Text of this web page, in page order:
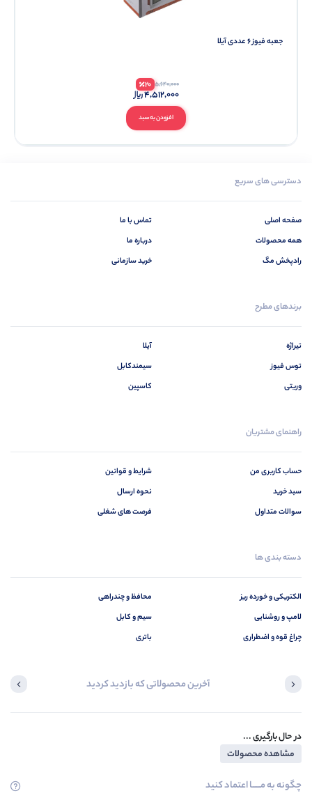
جعبه فیوز 6 عددی آیلا
افزودن به سبد
5,640,000
20
4,512,000
دسترسی های سریع
صفحه اصلی
همه محصولات
رادپخش مگ
تماس با ما
درباره ما
خرید سازمانی
برندهای مطرح
تیراژه
توس فیوز
وریتی
آیلا
سیمندکابل
کاسپین
راهنمای مشتریان
حساب کاربری من
سبد خرید
سوالات متداول
شرایط و قوانین
نحوه ارسال
فرصت های شغلی
دسته بندی ها
الکتریکی و خورده ریز
لامپ و روشنایی
چراغ قوه و اضطراری
محافظ و چندراهی
سیم و کابل
باتری
آخرین محصولاتی که بازدید کردید
در حال بارگیری ...
مشاهده محصولات
چگونه به مــــــا اعتماد کنید